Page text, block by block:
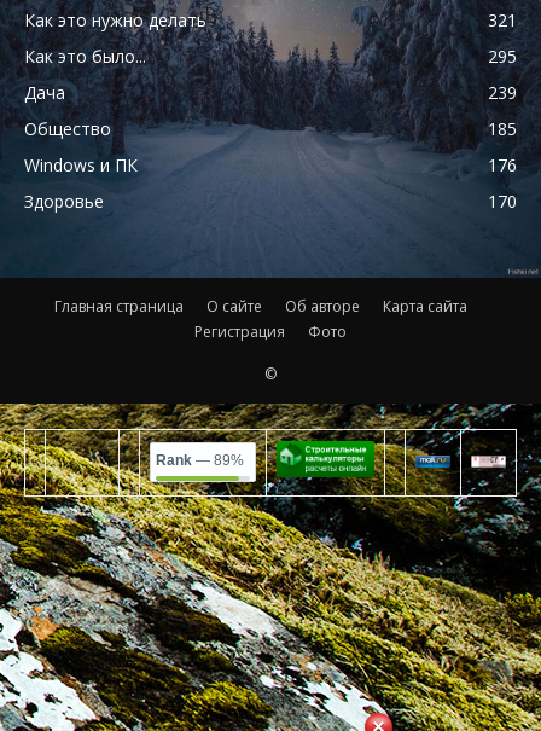
Как это нужно делать
321
Как это было...
295
Дача
239
Общество
185
Windows и ПК
176
Здоровье
170
Главная страница О сайте Об авторе
Карта сайта
Регистрация
Фото
©
Rank — 89%